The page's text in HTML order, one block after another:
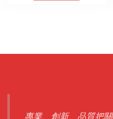
專業、創新、品質把關